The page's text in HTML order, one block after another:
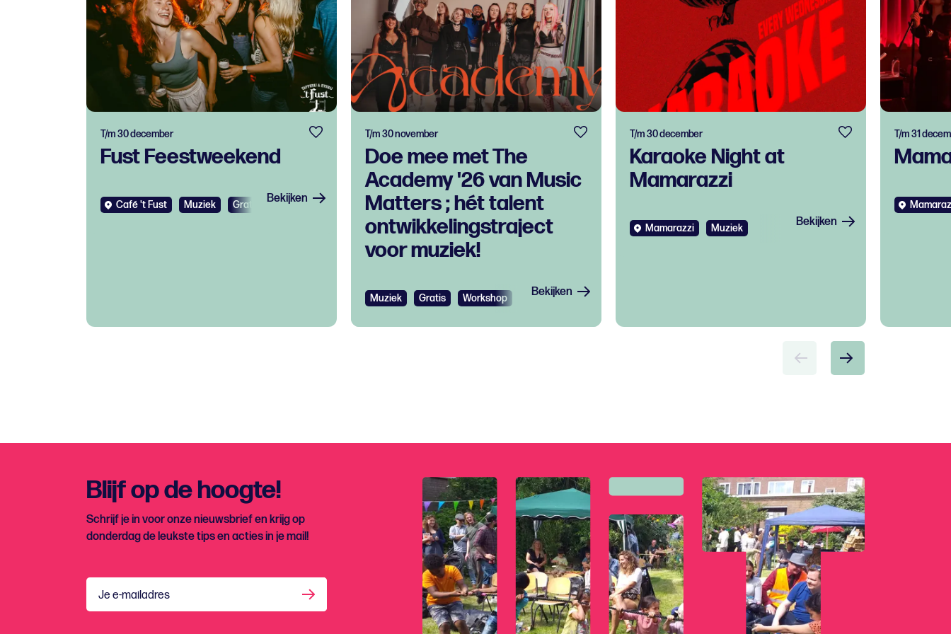
Fust Feestweekend
T/m 30 december
Café 't Fust Muziek Gratis Bekijken
Doe mee met The
Academy '26 van Music
Matters ; hét talent
ontwikkelingstraject
voor muziek!
T/m 30 november
Muziek Gratis Workshop Bekijken
Karaoke Night at
Mamarazzi
T/m 30 december
Mamarazzi Muziek Bekijken
T/m 31
Blijf op de hoogte!
Schrijf je in voor onze nieuwsbrief en krijg op
donderdag de leukste tips en acties in je mail!
Je e-mailadres